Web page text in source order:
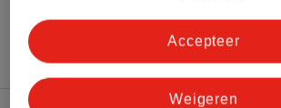
Weigeren
Accepteer